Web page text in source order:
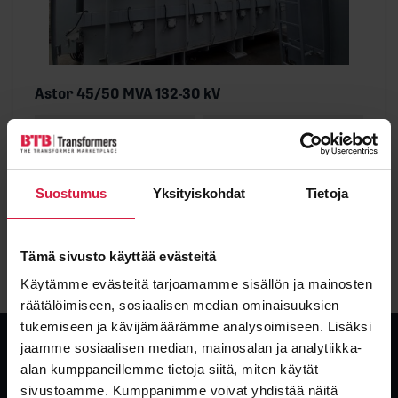
Suostumus Yksityiskohdat Tietoja
Tämä sivusto käyttää evästeitä
Käytämme evästeitä tarjoamamme sisällön ja mainosten
räätälöimiseen, sosiaalisen median ominaisuuksien
tukemiseen ja kävijämäärämme analysoimiseen. Lisäksi
jaamme sosiaalisen median, mainosalan ja analytiikka-
alan kumppaneillemme tietoja siitä, miten käytät
sivustoamme. Kumppanimme voivat yhdistää näitä
Astor 45/50 MVA 132-30 kV
50000 kVA
132000 / 30000 kV
Ny
Olja